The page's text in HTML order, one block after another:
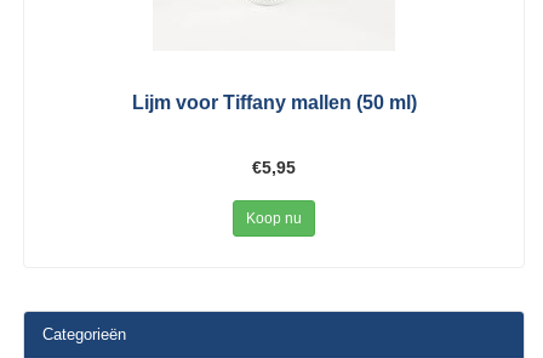
Lijm voor Tiffany mallen (50 ml)
€5,95
Koop nu
Categorieën